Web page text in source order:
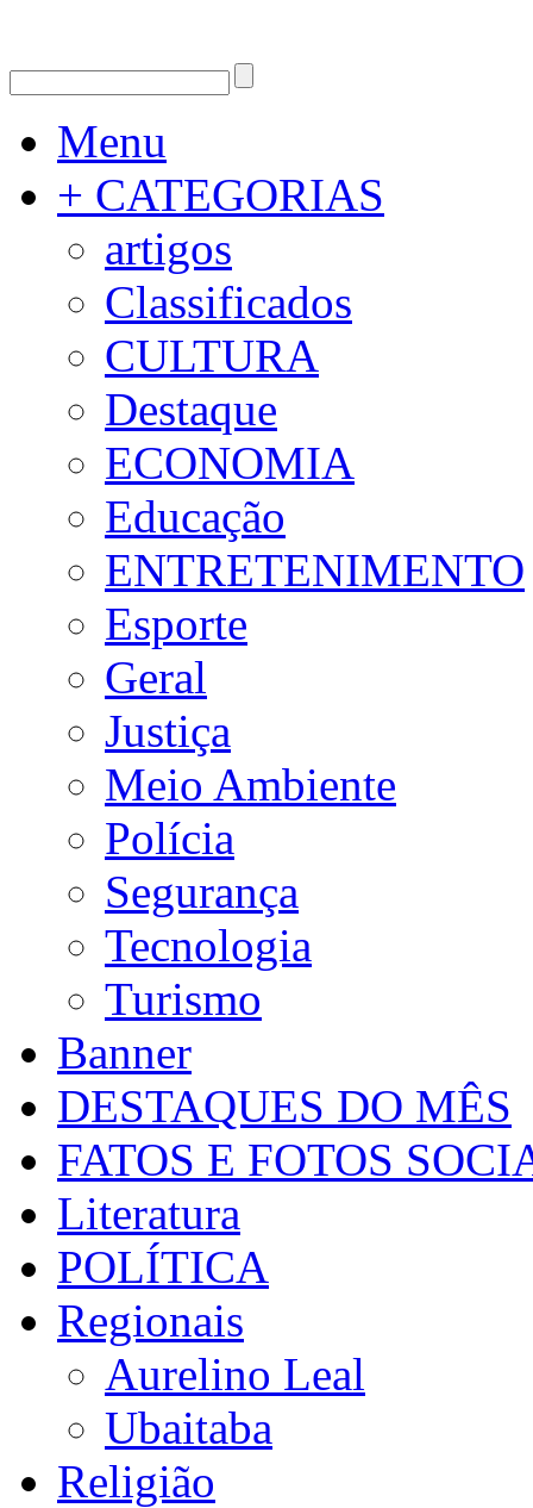
Menu
+ CATEGORIAS
artigos
Classificados
CULTURA
Destaque
ECONOMIA
Educação
ENTRETENIMENTO
Esporte
Geral
Justiça
Meio Ambiente
Polícia
Segurança
Tecnologia
Turismo
Banner
DESTAQUES DO MÊS
FATOS E FOTOS
Literatura
POLÍTICA
Regionais
Aurelino Leal
Ubaitaba
Religião